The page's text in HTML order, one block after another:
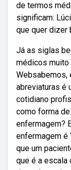
de termos
significam:
que quer dizer
Já as siglas
médicos muito
Websabemos,
abreviaturas é
cotidiano
como forma
enfermagem?
enfermagem é
que um
que é a escala